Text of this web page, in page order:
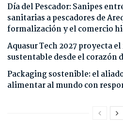
Día del Pescador: Sanipes
sanitarias a pescadores de
formalización y el comercio
Aquasur Tech 2027 proyecta
sustentable desde el corazón
Packaging sostenible: el
alimentar al mundo con